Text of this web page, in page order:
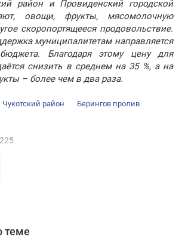
район и Провиденский городской
овощи, фрукты, мясомолочную
скоропортящееся продовольствие.
муниципалитетам направляется
Благодаря этому цену для
снизить в среднем на 35 %, а на
– более чем в два раза.
Чукотский район Берингов пролив
225
теме